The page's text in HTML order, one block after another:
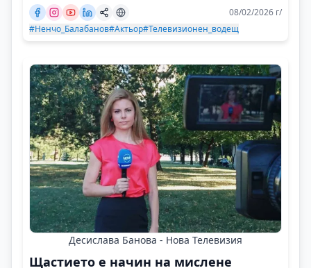
08/02/2026 г/
#Ненчо_Балабанов#Актьор#Телевизионен_водещ
Десислава Банова - Нова Телевизия
Щастието е начин на мислене